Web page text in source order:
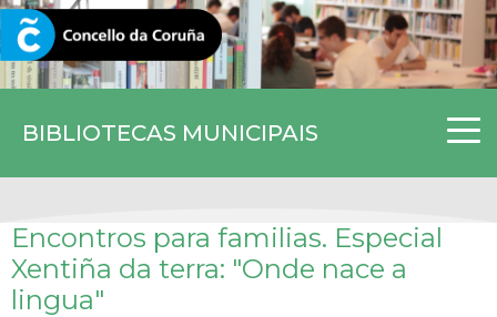
BIBLIOTECAS MUNICIPAIS
CORUNA.GAL
Encontros para familias. Especial
Xentiña da terra: "Onde nace a
lingua"